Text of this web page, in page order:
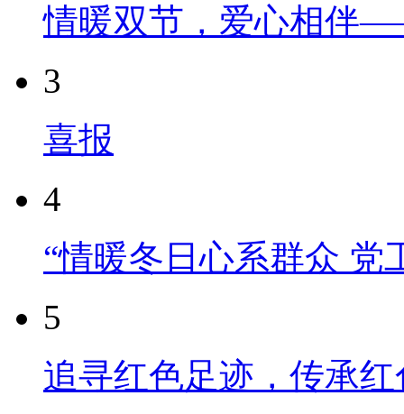
情暖双节，爱心相伴
3
喜报
4
“情暖冬日心系群众
5
追寻红色足迹，传承